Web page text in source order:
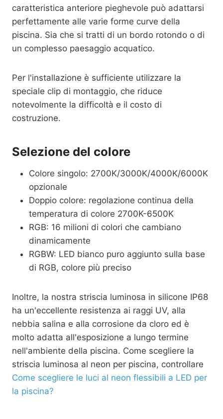
caratteristica anteriore pieghevole può adattarsi
perfettamente alle varie forme curve della
piscina. Sia che si tratti di un bordo rotondo o di
un complesso paesaggio acquatico.
Per l'installazione è sufficiente utilizzare la
speciale clip di montaggio, che riduce
notevolmente la difficoltà e il costo di
costruzione.
Selezione del colore
Colore singolo: 2700K/3000K/4000K/6000K
opzionale
Doppio colore: regolazione continua della
temperatura di colore 2700K-6500K
RGB: 16 milioni di colori che cambiano
dinamicamente
RGBW: LED bianco puro aggiunto sulla base
di RGB, colore più preciso
Inoltre, la nostra striscia luminosa in silicone IP68
ha un'eccellente resistenza ai raggi UV, alla
nebbia salina e alla corrosione da cloro ed è
molto adatta all'esposizione a lungo termine
nell'ambiente della piscina. Come scegliere la
striscia luminosa al neon per piscina, controllare
Come scegliere le luci al neon flessibili a LED per
la piscina?